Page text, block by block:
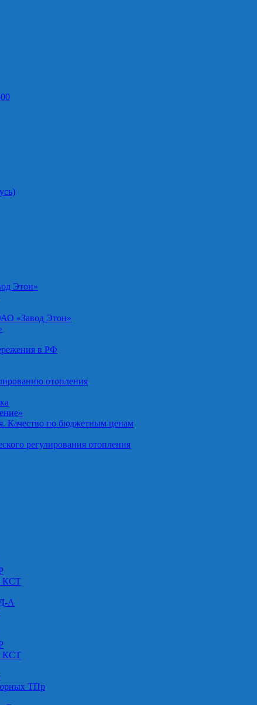
Этон»
«Завод Этон»
в РФ
отопления
Качество по бюджетным ценам
регулирования отопления
КСТ
А
КСТ
ТПр